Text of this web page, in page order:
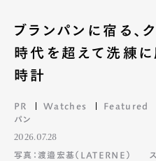
ブランパンに宿る、
時代を超えて洗練
時計
PR Watches Featured
パン
2026.07.28
写真：渡邉宏基（LATERNE）